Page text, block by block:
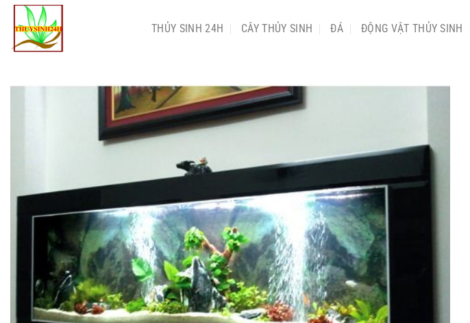
Chuyển
đến
THỦY SINH 24H CÂY THỦY SINH ĐÁ ĐỘNG VẬT THỦY SINH